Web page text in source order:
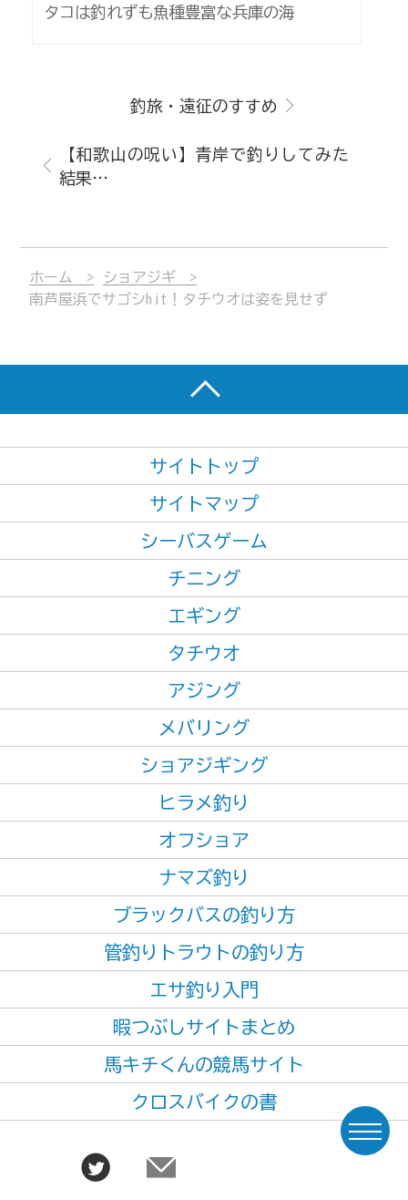
タコは釣れずも魚種豊富な兵庫の海
【和歌山の呪い】青岸で釣りしてみた
結果…
釣旅・遠征のすすめ
ホーム
ショアジギ
南芦屋浜でサゴシhit！タチウオは姿を見せず
サイトトップ
サイトマップ
シーバスゲーム
チニング
エギング
タチウオ
アジング
メバリング
ショアジギング
ヒラメ釣り
オフショア
ナマズ釣り
ブラックバスの釣り方
管釣りトラウトの釣り方
エサ釣り入門
暇つぶしサイトまとめ
馬キチくんの競馬サイト
クロスバイクの書